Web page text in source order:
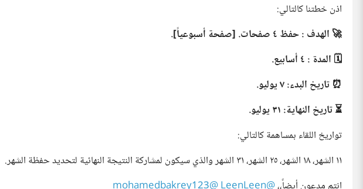
اذن خطتنا كالتالي:
🚀 الهدف : حفظ ٤ صفحات. [صفحة أسبوعياً].
🗓 المدة : ٤ أسابيع.
⏰️ تاريخ البدء: ٧ يوليو.
⏳️ تاريخ النهاية: ٣١ يوليو.
تواريخ اللقاء بمساهمة كالتالي:
١١ الشهر، ١٨ الشهر، ٢٥ الشهر، ٣١ الشهر والذي سيكون لمشاركة النتيجة النهائية لتحديد حفظة الشهر.